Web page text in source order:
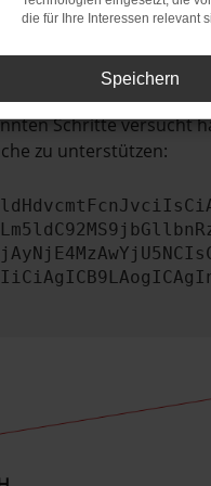
und dein
nur ein
Schritte versucht
zu unterstützen:
die für Ihre Interessen relevant
Speichern